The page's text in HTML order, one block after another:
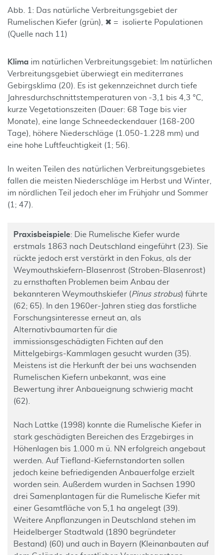
Abb. 1: Das natürliche Verbreitungsgebiet der
Rumelischen Kiefer (grün), ✖ = isolierte Populationen
(Quelle nach 11)
Klima im natürlichen Verbreitungsgebiet: Im natürlichen
Verbreitungsgebiet überwiegt ein mediterranes
Gebirgsklima (20). Es ist gekennzeichnet durch tiefe
Jahresdurchschnittstemperaturen von -3,1 bis 4,3 °C,
kurze Vegetationszeiten (Dauer: 68 Tage bis vier
Monate), eine lange Schneedeckendauer (168-200
Tage), höhere Niederschläge (1.050-1.228 mm) und
eine hohe Luftfeuchtigkeit (1; 56).
In weiten Teilen des natürlichen Verbreitungsgebietes
fallen die meisten Niederschläge im Herbst und Winter,
im nördlichen Teil jedoch eher im Frühjahr und Sommer
(1; 47).
Praxisbeispiele: Die Rumelische Kiefer wurde
erstmals 1863 nach Deutschland eingeführt (23). Sie
rückte jedoch erst verstärkt in den Fokus, als der
Weymouthskiefern-Blasenrost (Stroben-Blasenrost)
zu ernsthaften Problemen beim Anbau der
bekannteren Weymouthskiefer (Pinus strobus) führte
(62; 65). In den 1960er-Jahren stieg das forstliche
Forschungsinteresse erneut an, als
Alternativbaumarten für die
immissionsgeschädigten Fichten auf den
Mittelgebirgs-Kammlagen gesucht wurden (35).
Meistens ist die Herkunft der bei uns wachsenden
Rumelischen Kiefern unbekannt, was eine
Bewertung ihrer Anbaueignung schwierig macht
(62).
Nach Lattke (1998) konnte die Rumelische Kiefer in
stark geschädigten Bereichen des Erzgebirges in
Höhenlagen bis 1.000 m ü. NN erfolgreich angebaut
werden. Auf Tiefland-Kiefernstandorten sollen
jedoch keine befriedigenden Anbauerfolge erzielt
worden sein. Außerdem wurden in Sachsen 1990
drei Samenplantagen für die Rumelische Kiefer mit
einer Gesamtfläche von 5,1 ha angelegt (39).
Weitere Anpflanzungen in Deutschland stehen im
Heidelberger Stadtwald (1890 begründeter
Bestand) (60) und auch in Bayern (Kleinanbauten auf